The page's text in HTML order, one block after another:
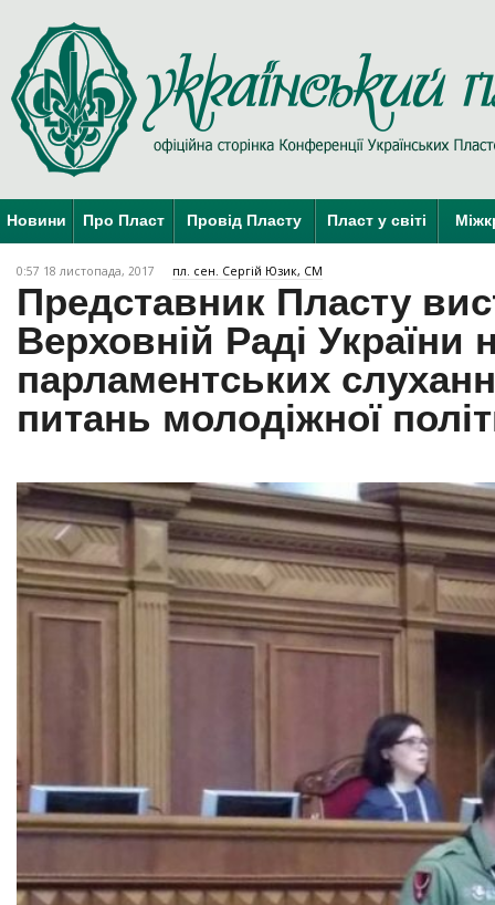
Новини Про Пласт Провід Пласту Пласт у світі
0:57 18 листопада, 2017 пл. сен. Сергій Юзик, СМ
Представник Пласту
Верховній Раді України
парламентських
питань молодіжної